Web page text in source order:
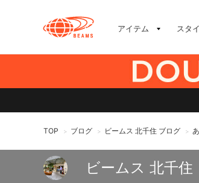
アイテム スタ
TOP > ブログ > ビームス 北千住 ブログ >
ビームス 北千住